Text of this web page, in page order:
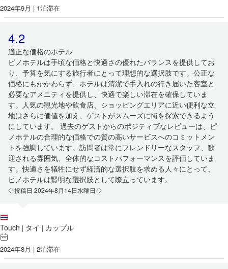
2024年9月 | 1泊滞在
4.2
適正な価格のホテル
ピノホテルは手頃な価格と快適さの優れたバランスを提供してお
り、予算を気にする旅行者にとって理想的な選択肢です。公正な
価格にもかかわらず、ホテルは清潔で手入れの行き届いた客室と
必要なアメニティを提供し、快適で楽しい滞在を確保していま
す。人気の観光地や飲食店、ショッピングエリアに近い便利な立
地はさらに価値を加え、ゲストがスムーズに街を探索できるよう
にしています。 過去のゲストからのポジティブなレビューは、ピ
ノホテルの合理的な価格での質の高いサービスへのコミットメン
トを強調しています。訪問者は常にフレンドリーなスタッフ、歓
迎される雰囲気、全体的なコストパフォーマンスを評価していま
す。快適さを犠牲にせず経済的な選択肢を求める人々にとって、
ピノホテルは賢明な選択肢として際立っています。
◇投稿日 2024年8月14日水曜日◇
Touch | タイ | カップル
2024年8月 | 2泊滞在